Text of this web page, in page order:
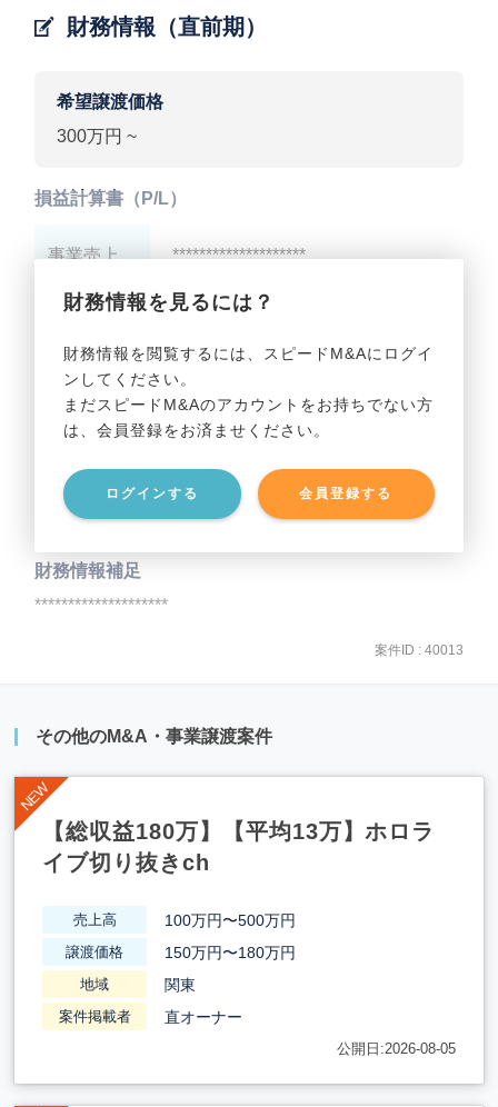
財務情報（直前期）
希望譲渡価格
300万円 ~
財務情報を見るには？
財務情報を閲覧するには、スピードM&Aにログイ
ンしてください。
まだスピードM&Aのアカウントをお持ちでない方
は、会員登録をお済ませください。
ログインする 会員登録する
損益計算書（P/L）
事業売上 ********************
事業利益 ********************
貸借対照表（B/S）
事業資産 ********************
事業負債 ********************
財務情報補足
********************
案件ID : 40013
その他のM&A・事業譲渡案件
【総収益180万】【平均13万】ホロラ
イブ切り抜きch
売上高 100万円〜500万円
譲渡価格 150万円〜180万円
地域 関東
案件掲載者 直オーナー
公開日:2026-08-05